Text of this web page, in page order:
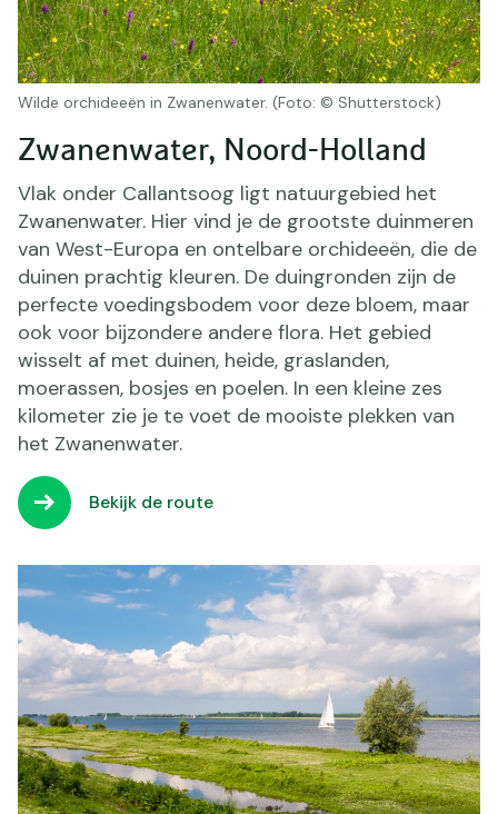
Zwanenwater, Noord-Holland
Vlak onder Callantsoog ligt natuurgebied het
Zwanenwater. Hier vind je de grootste duinmeren
van West-Europa en ontelbare orchideeën, die de
duinen prachtig kleuren. De duingronden zijn de
perfecte voedingsbodem voor deze bloem, maar
ook voor bijzondere andere flora. Het gebied
wisselt af met duinen, heide, graslanden,
moerassen, bosjes en poelen. In een kleine zes
kilometer zie je te voet de mooiste plekken van
het Zwanenwater.
Bekijk de route
Wilde orchideeën in Zwanenwater. (Foto: © Shutterstock)